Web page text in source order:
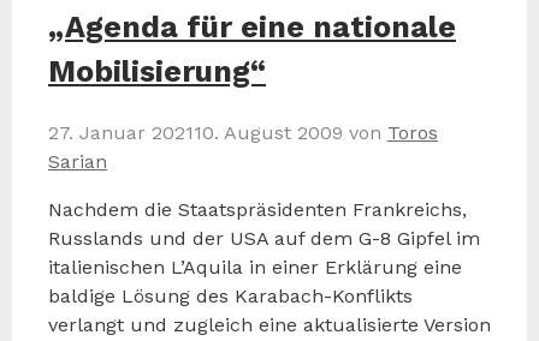
„Agenda für eine nationale
Mobilisierung“
27. Januar 202110. August 2009 von Toros
Sarian
Nachdem die Staatspräsidenten Frankreichs,
Russlands und der USA auf dem G-8 Gipfel im
italienischen L’Aquila in einer Erklärung eine
baldige Lösung des Karabach-Konflikts
verlangt und zugleich eine aktualisierte Version